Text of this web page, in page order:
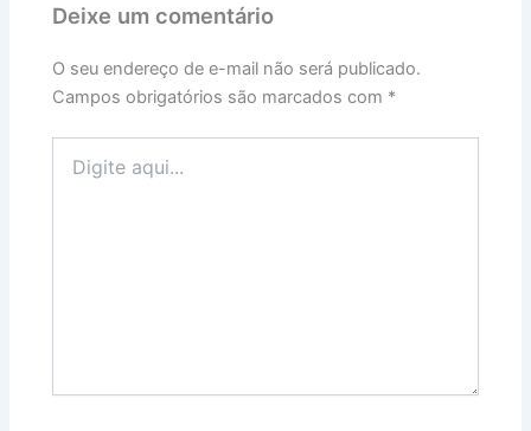
Deixe um comentário
O seu endereço de e-mail não será publicado.
Campos obrigatórios são marcados com *
aqui...